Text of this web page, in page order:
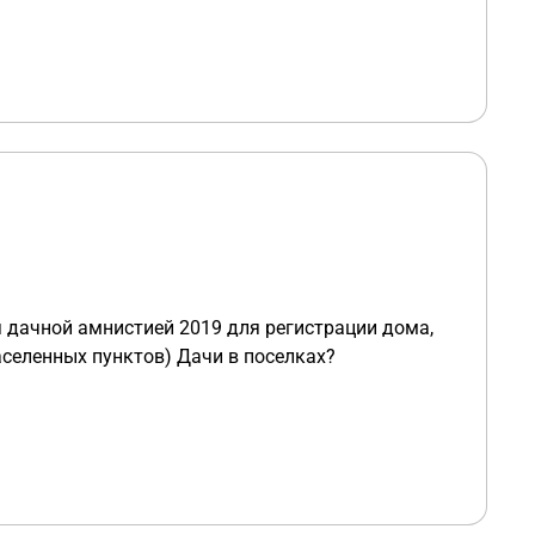
(до марта 21 года) - то проблем с этим не
Просто эти дома все давно строились.
не проходит.
пунктов) Дачи в поселках?